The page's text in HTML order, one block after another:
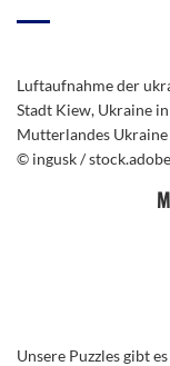
Luftaufnahme der
Stadt Kiew, Ukraine
Mutterlandes Ukraine
© ingusk /
Unsere Puzzles gibt